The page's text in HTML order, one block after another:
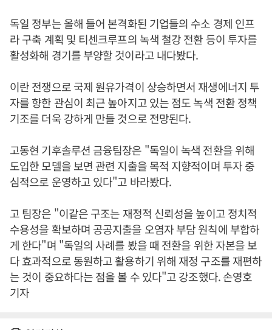
독일 정부는 올해 들어 본격화된 기업들의 수소 경제 인프
라 구축 계획 및 티센크루프의 녹색 철강 전환 등이 투자를
활성화해 경기를 부양할 것이라고 내다봤다.
이란 전쟁으로 국제 원유가격이 상승하면서 재생에너지 투
자를 향한 관심이 최근 높아지고 있는 점도 녹색 전환 정책
기조를 더욱 강하게 만들 것으로 전망된다.
고동현 기후솔루션 금융팀장은 "독일이 녹색 전환을 위해
도입한 모델을 보면 관련 지출을 목적 지향적이며 투자 중
심적으로 운영하고 있다"고 바라봤다.
고 팀장은 "이같은 구조는 재정적 신뢰성을 높이고 정치적
수용성을 확보하며 공공지출을 오염자 부담 원칙에 부합하
게 한다"며 "독일의 사례를 봤을 때 전환을 위한 자본을 보
다 효과적으로 동원하고 활용하기 위해 재정 구조를 재편하
는 것이 중요하다는 점을 볼 수 있다"고 강조했다. 손영호
기자